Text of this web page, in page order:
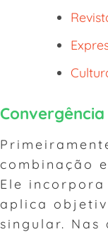
combinação
Ele
aplica
singular.